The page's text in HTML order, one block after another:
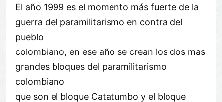
El año 1999 es el momento más fuerte de la
guerra del paramilitarismo en contra del
pueblo
colombiano, en ese año se crean los dos mas
grandes bloques del paramilitarismo
colombiano
que son el bloque Catatumbo y el bloque